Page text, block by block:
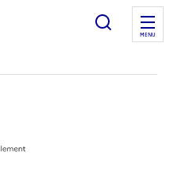
Ouvrir
MENU